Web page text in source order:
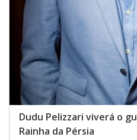
Dudu Pelizzari viverá o
Rainha da Pérsia